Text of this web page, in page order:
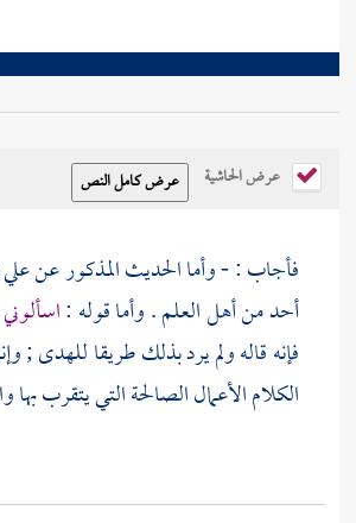
عرض الحاشية
فأجاب : - وأما الحديث المذكور عنعلي
أحد من أهل العلم . وأما قوله :
فإنه قاله ولم يرد بذلك طريقا للهدى ;
الكلام الأعمال الصالحة التي يتقرب بها